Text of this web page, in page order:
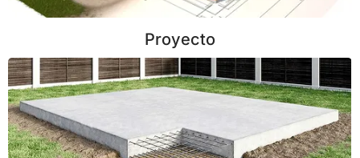
Proyecto